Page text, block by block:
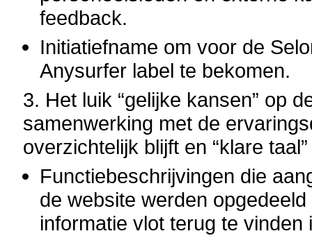
feedback.
Initiatiefname om voor de
Anysurfer label te bekomen.
3. Het luik “gelijke kansen” op
samenwerking met de
overzichtelijk blijft en “klare
Functiebeschrijvingen die
de website werden
informatie vlot terug te vinden